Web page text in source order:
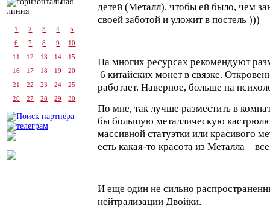
1 2 3 4
5
6
7 8 9
10
11
12 13 14
15
16
17 18 19
20
21
22 23 24
25
26
27 28 29 30
детей (Металл), чтобы ей было, чем
своей заботой и уложит в постель )))
На многих ресурсах рекомендуют
6 китайских монет в связке.
работает. Наверное, больше на
По мне, так лучше разместить в
бы большую металлическую
массивной статуэтки или красивого
есть какая-то красота из Металла –
И еще один не сильно
нейтрализации Двойки.